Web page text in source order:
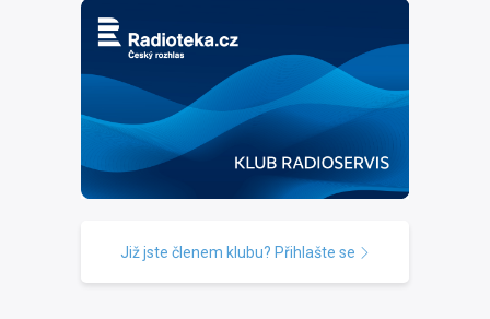
Již jste členem klubu? Přihlašte se